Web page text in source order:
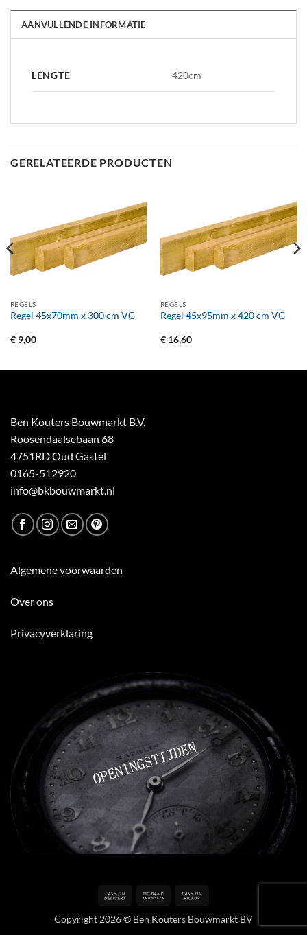
AANVULLENDE INFORMATIE
LENGTE 420cm
GERELATEERDE PRODUCTEN
REGELS
Regel 45x70mm x 300 cm VG
€9,00
REGELS
Regel 45x95mm x 420 cm VG
€16,60
Ben Kouters Bouwmarkt B.V.
Roosendaalsebaan 68
4751RD Oud Gastel
0165-512920
info@bkbouwmarkt.nl
Algemene voorwaarden
Over ons
Privacyverklaring
Cash
Delivery
Bank
Pickup
Copyright 2026 © Ben Kouters Bouwmarkt BV